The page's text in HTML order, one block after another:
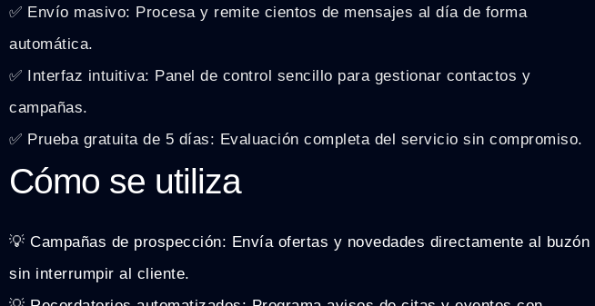
✅ Envío masivo: Procesa y remite cientos de mensajes al día de forma
automática.
✅ Interfaz intuitiva: Panel de control sencillo para gestionar contactos y
campañas.
✅ Prueba gratuita de 5 días: Evaluación completa del servicio sin compromiso.
Cómo se utiliza
💡 Campañas de prospección: Envía ofertas y novedades directamente al buzón
sin interrumpir al cliente.